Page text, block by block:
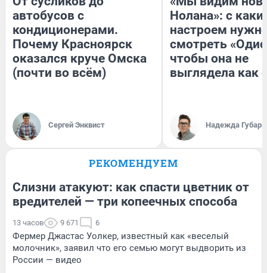
автобусов с
кондиционерами.
Почему Красноярск
оказался круче Омска
(почти во всём)
Сергей Энквист
Нолана»: с
настроем
смотреть
чтобы она не
выглядела как
Надежда Губарь
РЕКОМЕНДУЕМ
Слизни атакуют: как спасти цветник от
вредителей — три копеечных способа
13 часов 9 671 6
Фермер Джастас Уолкер, известный как «веселый
молочник», заявил что его семью могут выдворить из
России — видео